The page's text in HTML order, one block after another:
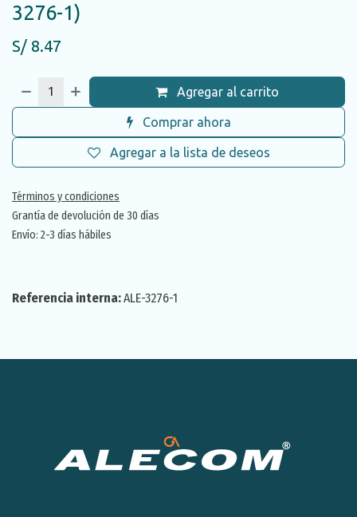
3276-1)
S/ 8.47
Agregar al carrito
Comprar ahora
Agregar a la lista de deseos
Términos y condiciones
Grantía de devolución de 30 días
Envío: 2-3 días hábiles
Referencia interna:ALE-3276-1